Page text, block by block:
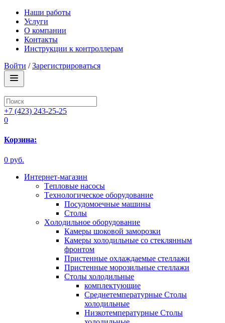
Наши работы
Услуги
О компании
Контакты
Инструкции к контроллерам
Войти /Зарегистрироваться
+7 (423) 243-25-25
0
Корзина:
0 руб.
Интернет-магазин
Tепловые насосы
Tехнологическое оборудование
Посудомоечные машины
Столы
Xолодильное оборудование
Камеры шоковой заморозки
Камеры холодильные со стеклянным
фронтом
Пристенные охлаждаемые стеллажи
Пристенные морозильные стеллажи
Столы холодильные
комплектующие
Среднетемпературные Столы
холодильные
Низкотемпературные Столы